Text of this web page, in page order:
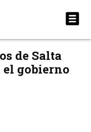
de Salta
gobierno